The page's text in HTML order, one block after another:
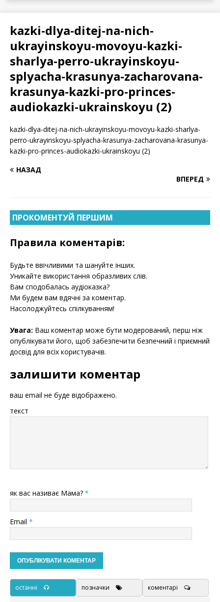
kazki-dlya-ditej-na-nich-
ukrayinskoyu-movoyu-kazki-
sharlya-perro-ukrayinskoyu-
splyacha-krasunya-zacharovana-
krasunya-kazki-pro-princes-
audiokazki-ukrainskoyu (2)
kazki-dlya-ditej-na-nich-ukrayinskoyu-movoyu-kazki-sharlya-
perro-ukrayinskoyu-splyacha-krasunya-zacharovana-krasunya-
kazki-pro-princes-audiokazki-ukrainskoyu (2)
НАЗАД
ВПЕРЕД
ПРОКОМЕНТУЙ ПЕРШИМ
Правила коментарів:
Будьте ввічливими та шануйте інших.
Уникайте використання образливих слів.
Вам сподобалась аудіоказка?
Ми будем вам вдячні за коментар.
Насолоджуйтесь спілкуванням!
Увага: Ваш коментар може бути модерований, перш ніж
опублікувати його, щоб забезпечити безпечний і приємний
досвід для всіх користувачів.
залишити коментар
ваш email не буде відображено.
текст
як вас називає Мама? *
Email *
останні позначки коментарі